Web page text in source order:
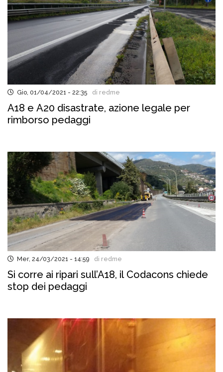
Gio, 01/04/2021 - 22:35 di redme
A18 e A20 disastrate, azione legale per
rimborso pedaggi
Mer, 24/03/2021 - 14:59 di redme
Si corre ai ripari sull’A18, il Codacons chiede
stop dei pedaggi